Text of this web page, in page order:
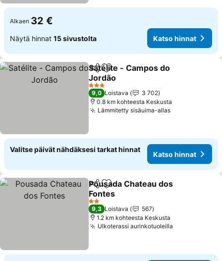
Alkaen 32 €
Näytä hinnat 15 sivustolta Katso hinnat
Jaa Lisää suosikkeihin
Satélite - Campos do
Jordão
3 Tähtiluokitus
9,0 Loistava
3 702
0.8 km kohteesta Keskusta
Lämmitetty sisäuima-allas
Valitse päivät nähdäksesi tarkat hinnat
Katso hinnat
Jaa Lisää suosikkeihin
Pousada Chateau dos
Fontes
2 Tähtiluokitus
9,3 Loistava
567
1.2 km kohteesta Keskusta
Ulkoterassi aurinkotuoleilla